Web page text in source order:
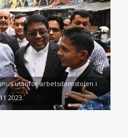
utanför arbetsdomstolen i
2023.